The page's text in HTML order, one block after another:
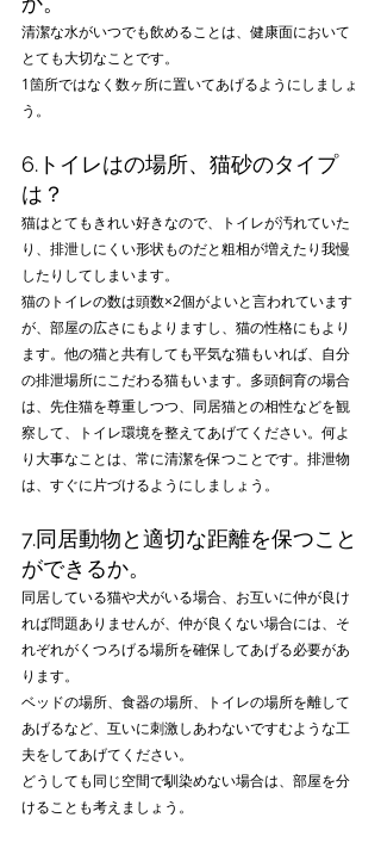
清潔な水がいつでも飲めることは、健康面において
とても大切なことです。
1箇所ではなく数ヶ所に置いてあげるようにしましょ
う。
6.トイレはの場所、猫砂のタイプ
は？
猫はとてもきれい好きなので、トイレが汚れていた
り、排泄しにくい形状ものだと粗相が増えたり我慢
したりしてしまいます。
猫のトイレの数は頭数×2個がよいと言われています
が、部屋の広さにもよりますし、猫の性格にもより
ます。他の猫と共有しても平気な猫もいれば、自分
の排泄場所にこだわる猫もいます。多頭飼育の場合
は、先住猫を尊重しつつ、同居猫との相性などを観
察して、トイレ環境を整えてあげてください。何よ
り大事なことは、常に清潔を保つことです。排泄物
は、すぐに片づけるようにしましょう。
7.同居動物と適切な距離を保つこと
ができるか。
同居している猫や犬がいる場合、お互いに仲が良け
れば問題ありませんが、仲が良くない場合には、そ
れぞれがくつろげる場所を確保してあげる必要があ
ります。
ベッドの場所、食器の場所、トイレの場所を離して
あげるなど、互いに刺激しあわないですむような工
夫をしてあげてください。
どうしても同じ空間で馴染めない場合は、部屋を分
けることも考えましょう。